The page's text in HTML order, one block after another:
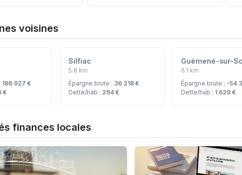
voisines
186 927 €
€
Silfiac
5.8 km
Épargne brute : 36 218 €
Dette/hab : 294 €
Guémené-sur-
6.1 km
Épargne brute : -54
Dette/hab : 1 629 €
finances locales